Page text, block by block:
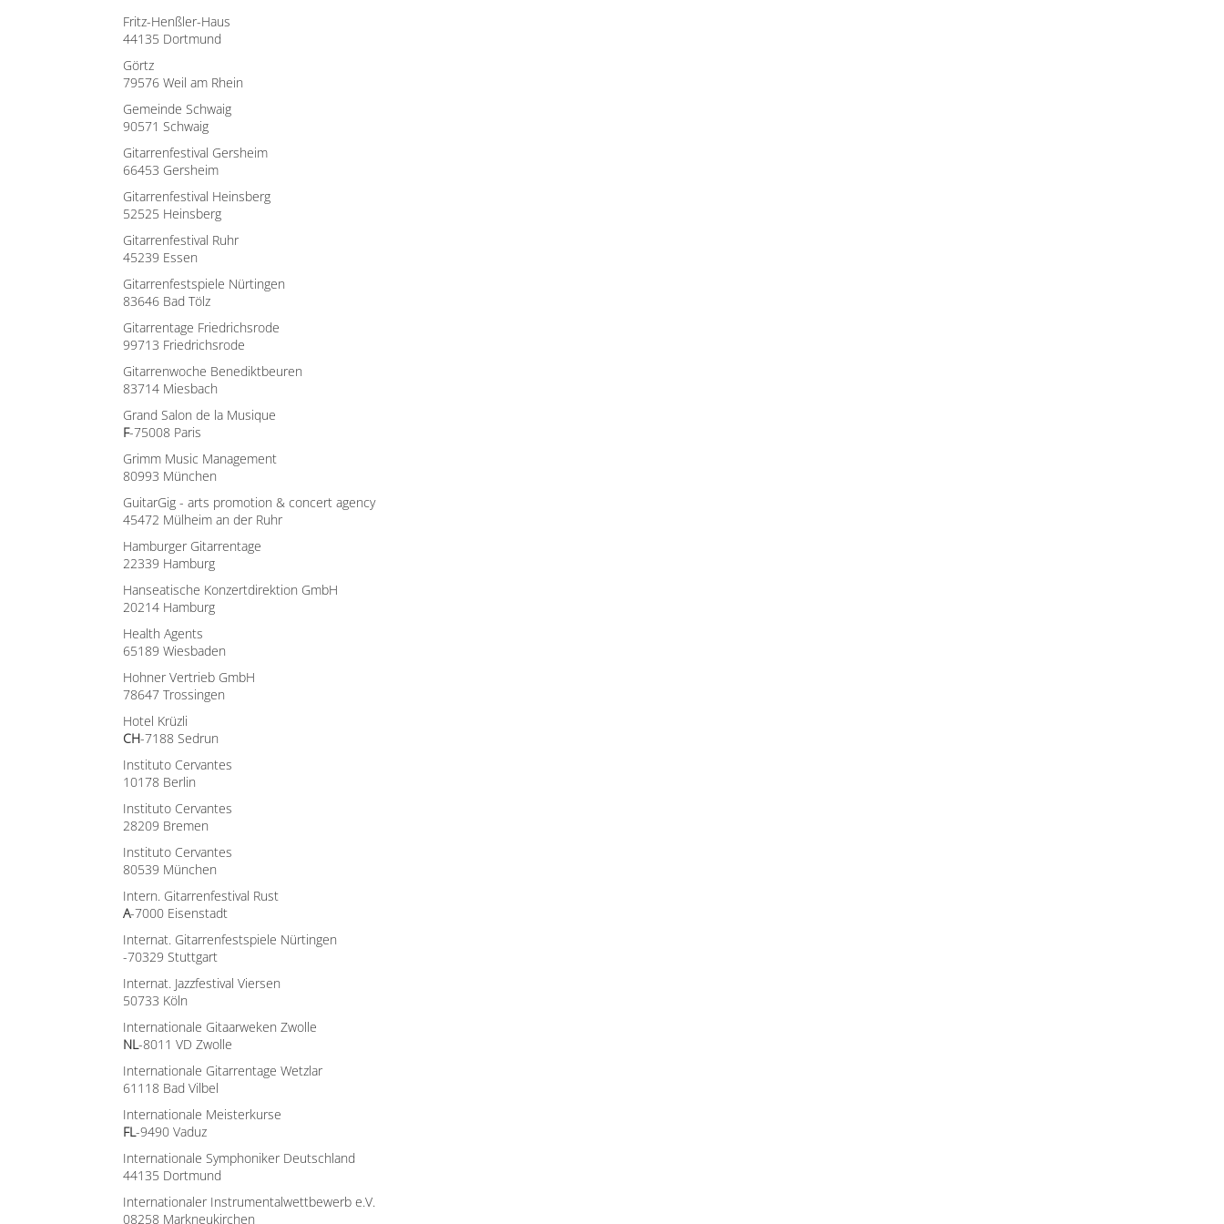
Fritz-Henßler-Haus
44135 Dortmund
Görtz
79576 Weil am Rhein
Gemeinde Schwaig
90571 Schwaig
Gitarrenfestival Gersheim
66453 Gersheim
Gitarrenfestival Heinsberg
52525 Heinsberg
Gitarrenfestival Ruhr
45239 Essen
Gitarrenfestspiele Nürtingen
83646 Bad Tölz
Gitarrentage Friedrichsrode
99713 Friedrichsrode
Gitarrenwoche Benediktbeuren
83714 Miesbach
Grand Salon de la Musique
F-75008 Paris
Grimm Music Management
80993 München
GuitarGig - arts promotion & concert agency
45472 Mülheim an der Ruhr
Hamburger Gitarrentage
22339 Hamburg
Hanseatische Konzertdirektion GmbH
20214 Hamburg
Health Agents
65189 Wiesbaden
Hohner Vertrieb GmbH
78647 Trossingen
Hotel Krüzli
CH-7188 Sedrun
Instituto Cervantes
10178 Berlin
Instituto Cervantes
28209 Bremen
Instituto Cervantes
80539 München
Intern. Gitarrenfestival Rust
A-7000 Eisenstadt
Internat. Gitarrenfestspiele Nürtingen
-70329 Stuttgart
Internat. Jazzfestival Viersen
50733 Köln
Internationale Gitaarweken Zwolle
NL-8011 VD Zwolle
Internationale Gitarrentage Wetzlar
61118 Bad Vilbel
Internationale Meisterkurse
FL-9490 Vaduz
Internationale Symphoniker Deutschland
44135 Dortmund
Internationaler Instrumentalwettbewerb e.V.
08258 Markneukirchen